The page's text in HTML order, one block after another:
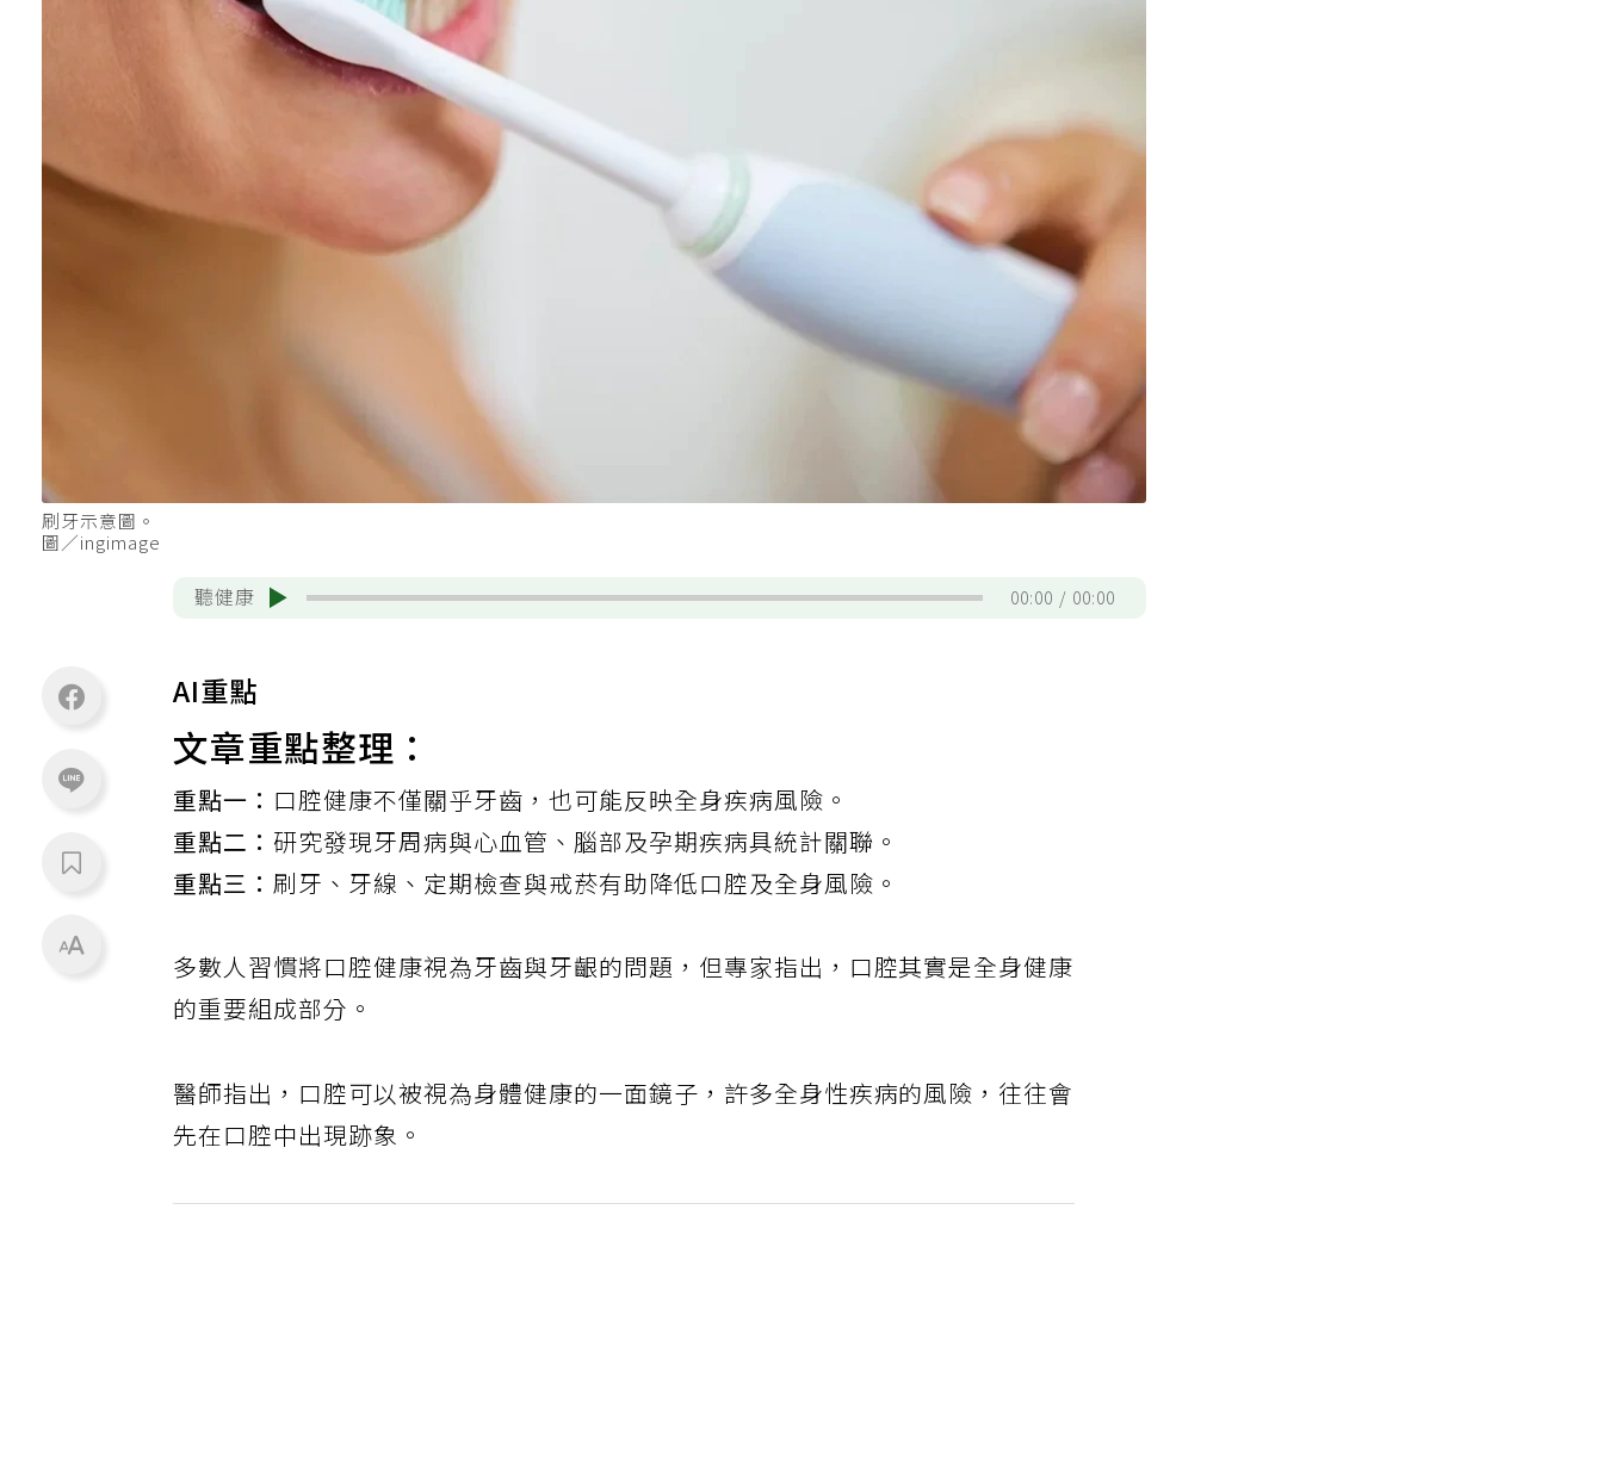
刷牙示意圖。
圖／ingimage
聽健康 00:00 00:00
AI重點
文章重點整理：
重點一： 口腔健康不僅關乎牙齒，也可能反映全身疾病風險。
重點二： 研究發現牙周病與心血管、腦部及孕期疾病具統計關聯。
重點三：刷牙、牙線、定期檢查與戒菸有助降低口腔及全身風險。
多數人習慣將口腔健康視為牙齒與牙齦的問題，但專家指出，口腔其實是全身健康
的重要組成部分。
醫師指出，口腔可以被視為身體健康的一面鏡子，許多全身性疾病的風險，往往會
先在口腔中出現跡象。